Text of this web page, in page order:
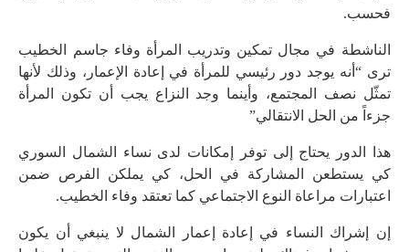
فحسب.
الناشطة في مجال تمكين وتدريب المرأة وفاء جاسم الخطيب
ترى “أنه يوجد دور رئيسي للمرأة في إعادة الإعمار، وذلك لأنها
تمثّل نصف المجتمع، وأينما وجد النزاع يجب أن تكون المرأة
جزءاً من الحل الانتقالي”
هذا الدور يحتاج إلى توفر إمكانات لدى نساء الشمال السوري
كي يستطعن المشاركة في الحل، كي يملكن الفرص ضمن
اعتبارات مراعاة النوع الاجتماعي كما تعتقد وفاء الخطيب.
إن إشراك النساء في إعادة إعمار الشمال لا ينبغي أن يكون